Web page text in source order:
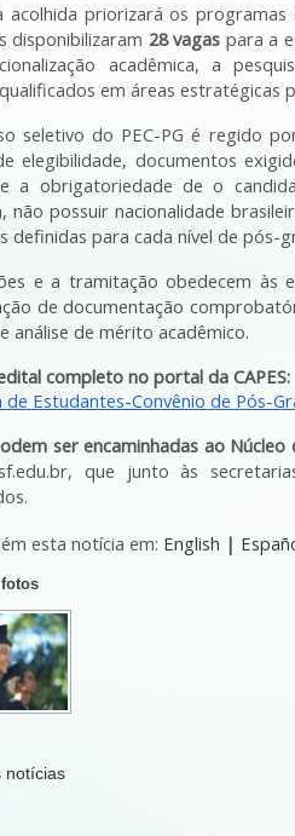
acolhida priorizará os programas
disponibilizaram 28 vagas para a
acadêmica, a
em áreas estratégicas
seletivo do PEC-PG é regido
elegibilidade, documentos
a obrigatoriedade de o
não possuir nacionalidade
definidas para cada nível de pós-
e a tramitação obedecem às
de documentação
análise de mérito acadêmico.
completo no portal da CAPES:
de Estudantes-Convênio de Pós-
ser encaminhadas ao
que junto às
esta notícia em: English |
notícias